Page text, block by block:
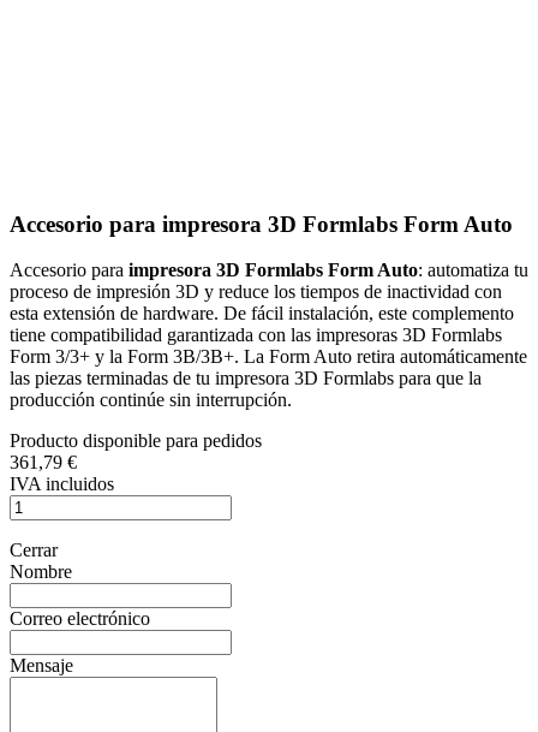
Accesorio para impresora 3D Formlabs Form Auto
Accesorio para impresora 3D Formlabs Form Auto: automatiza tu
proceso de impresión 3D y reduce los tiempos de inactividad con
esta extensión de hardware. De fácil instalación, este complemento
tiene compatibilidad garantizada con las impresoras 3D Formlabs
Form 3/3+ y la Form 3B/3B+. La Form Auto retira automáticamente
las piezas terminadas de tu impresora 3D Formlabs para que la
producción continúe sin interrupción.
Producto disponible para pedidos
361,79 €
IVA incluidos
Cerrar
Nombre
Correo electrónico
Mensaje